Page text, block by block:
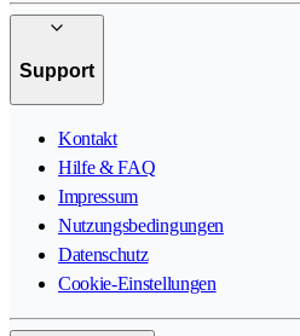
Support
Kontakt
Hilfe & FAQ
Impressum
Nutzungsbedingungen
Datenschutz
Cookie-Einstellungen